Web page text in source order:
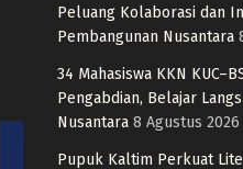
Peluang Kolaborasi dan
Pembangunan Nusantara
34 Mahasiswa KKN
Pengabdian, Belajar
Nusantara 8 Agustus 2026
Pupuk Kaltim Perkuat